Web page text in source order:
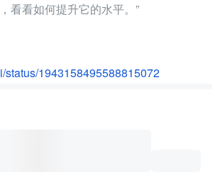
看看如何提升它的水平。”
status/1943158495588815072